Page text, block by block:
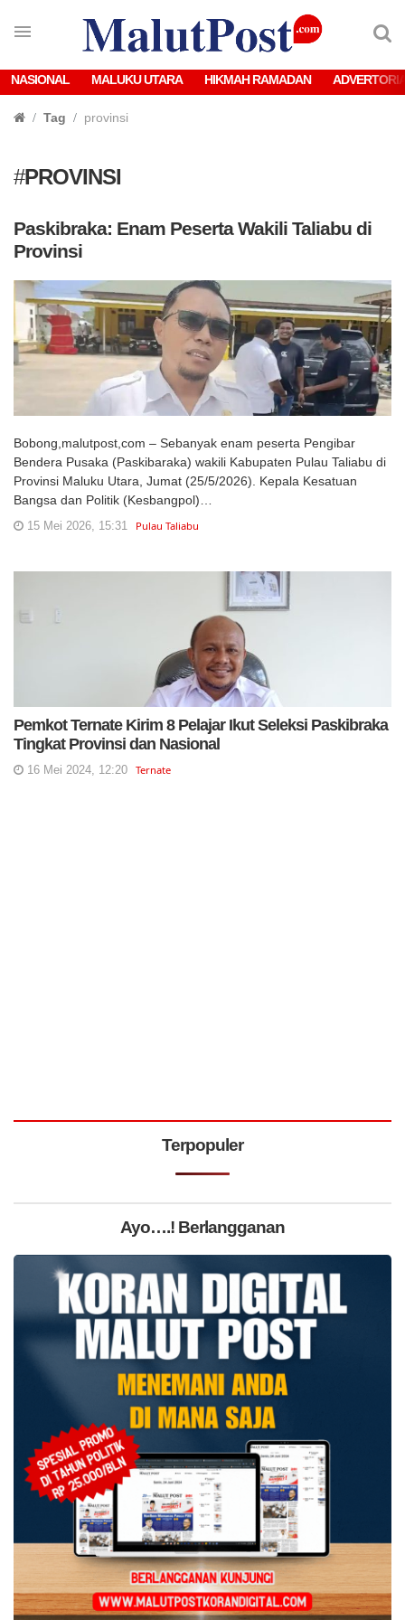
NASIONAL MALUKU UTARA HIKMAH RAMADAN
Tag provinsi
#PROVINSI
Paskibraka: Enam Peserta Wakili Taliabu di
Provinsi
Bobong,malutpost,com – Sebanyak enam peserta Pengibar
Bendera Pusaka (Paskibaraka) wakili Kabupaten Pulau Taliabu di
Provinsi Maluku Utara, Jumat (25/5/2026). Kepala Kesatuan
Bangsa dan Politik (Kesbangpol)…
15 Mei 2026, 15:31 Pulau Taliabu
Pemkot Ternate Kirim 8 Pelajar Ikut Seleksi Paskibraka
Tingkat Provinsi dan Nasional
16 Mei 2024, 12:20 Ternate
Terpopuler
Ayo….! Berlangganan